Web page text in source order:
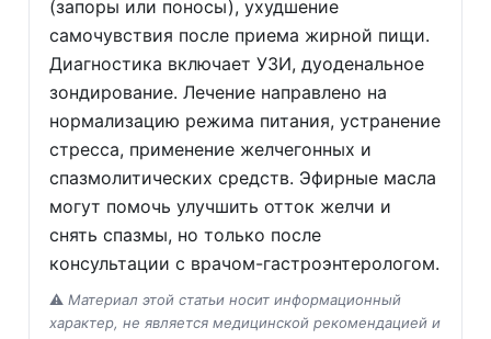
(запоры или поносы), ухудшение
самочувствия после приема жирной пищи.
Диагностика включает УЗИ, дуоденальное
зондирование. Лечение направлено на
нормализацию режима питания, устранение
стресса, применение желчегонных и
спазмолитических средств. Эфирные масла
могут помочь улучшить отток желчи и
снять спазмы, но только после
консультации с врачом-гастроэнтерологом.
⚠️ Материал этой статьи носит информационный
характер, не является медицинской рекомендацией и